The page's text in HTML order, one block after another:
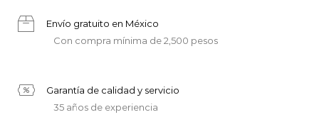
Envío gratuito en México
Con compra mínima de 2,500 pesos
Garantía de calidad y servicio
35 años de experiencia